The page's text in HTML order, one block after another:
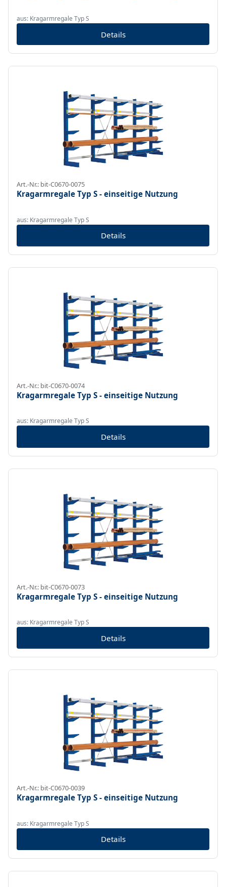
aus: Kragarmregale Typ S
Details
Art.-Nr.: bit-C0670-0075
Kragarmregale Typ S - einseitige Nutzung
aus: Kragarmregale Typ S
Details
Art.-Nr.: bit-C0670-0074
Kragarmregale Typ S - einseitige Nutzung
aus: Kragarmregale Typ S
Details
Art.-Nr.: bit-C0670-0073
Kragarmregale Typ S - einseitige Nutzung
aus: Kragarmregale Typ S
Details
Art.-Nr.: bit-C0670-0039
Kragarmregale Typ S - einseitige Nutzung
aus: Kragarmregale Typ S
Details